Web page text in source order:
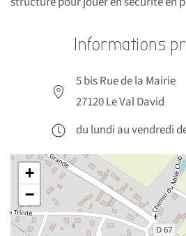
Informations
5 bis Rue de la Mairie
27120 Le Val David
du lundi au vendredi
+
−